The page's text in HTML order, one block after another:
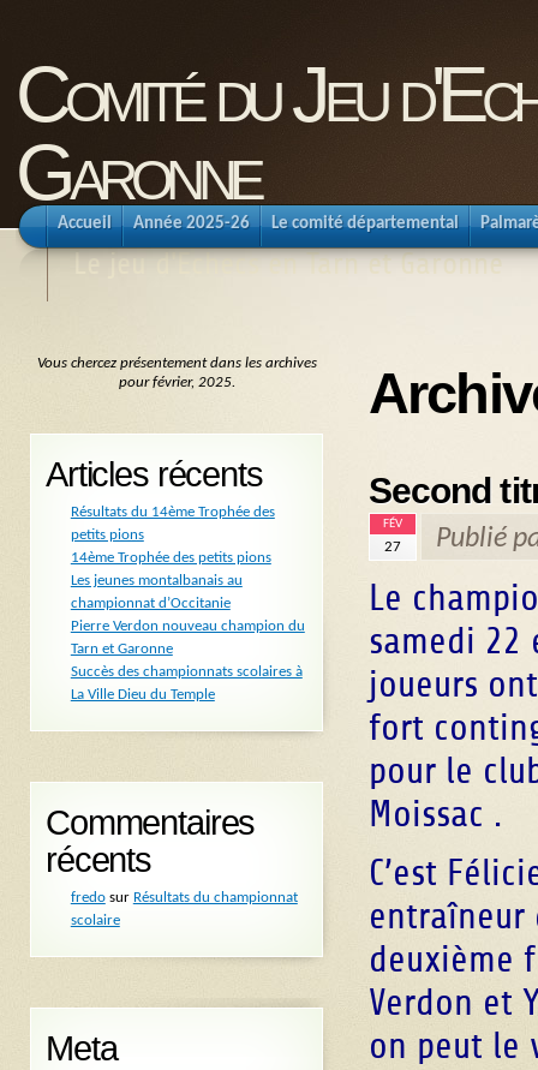
Comité du Jeu
Garonne
Le jeu d'Echecs en Tarn et Garonne
Accueil Année 2025-26 Le comité départemental
Second
FÉV
27 Publié
Le
samedi 22
joueurs
fort
pour le
Moissac .
C’est
deuxième
Verdon et
on peut le
Vous chercez présentement dans les archives
pour février, 2025.
Articles récents
Résultats du 14ème Trophée des
petits pions
14ème Trophée des petits pions
Les jeunes montalbanais au
championnat d’Occitanie
Pierre Verdon nouveau champion du
Tarn et Garonne
Succès des championnats scolaires à
La Ville Dieu du Temple
Commentaires
récents
fredosur Résultats du championnat
scolaire
Meta